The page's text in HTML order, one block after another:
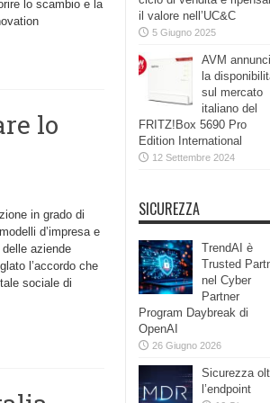
lo scambio e la
lo
in grado di
d’impresa e
aziende
l’accordo che
sociale di
il valore nell’UC&C
5 Giugno 2025
AVM
la
sul mercato
italiano del
FRITZ!Box 5690 Pro
Edition International
12 Settembre 2024
SICUREZZA
TrendAI è
Trusted
nel Cyber
Partner
Program Daybreak di
OpenAI
26 Giugno 2026
Sicurezza
l’endpoint